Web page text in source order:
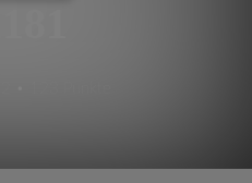
• 123 Punkte